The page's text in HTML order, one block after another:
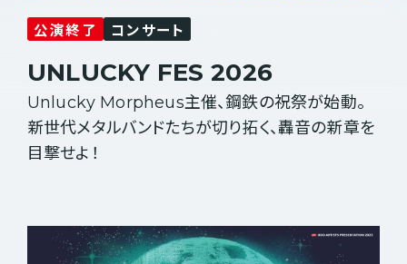
公演終了 コンサート
UNLUCKY FES 2026
Unlucky Morpheus主催、鋼鉄の祝祭が始動。
新世代メタルバンドたちが切り拓く、轟音の新章を
目撃せよ！